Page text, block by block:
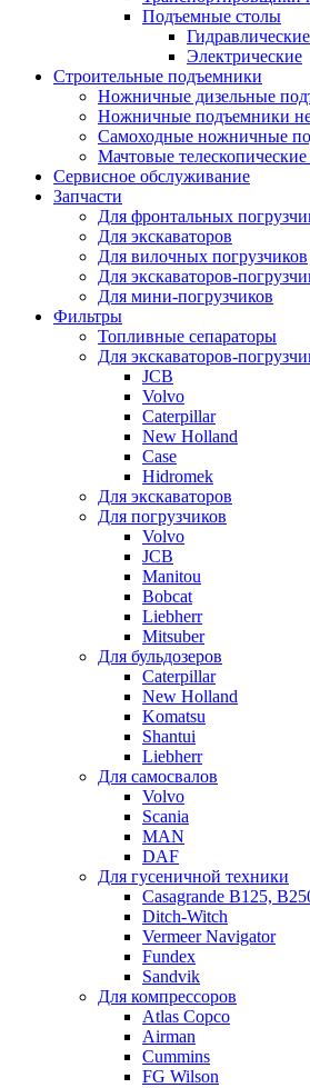
Подъемные столы
Гидравлические
Электрические
Строительные подъемники
Ножничные дизельные
Ножничные подъемники
Самоходные ножничные
Мачтовые
Сервисное обслуживание
Запчасти
Для фронтальных
Для экскаваторов
Для вилочных погрузчиков
Для экскаваторов-
Для мини-погрузчиков
Фильтры
Топливные сепараторы
Для экскаваторов-
JCB
Volvo
Caterpillar
New Holland
Case
Hidromek
Для экскаваторов
Для погрузчиков
Volvo
JCB
Manitou
Bobcat
Liebherr
Mitsuber
Для бульдозеров
Caterpillar
New Holland
Komatsu
Shantui
Liebherr
Для самосвалов
Volvo
Scania
MAN
DAF
Для гусеничной техники
Casagrande B125,
Ditch-Witch
Vermeer Navigator
Fundex
Sandvik
Для компрессоров
Atlas Copco
Airman
Cummins
FG Wilson